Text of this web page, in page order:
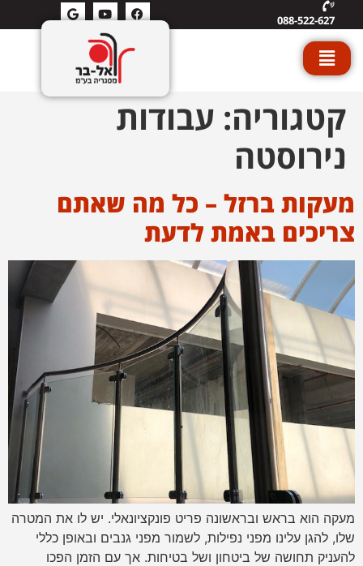
088-522-627
קטגוריה: עבודות
נירוסטה
מעקות ברזל – כל מה שאתם
צריכים באמת לדעת
מעקה הוא בראש ובראשונה פריט פונקציונאלי. יש לו את המטרה
שלו, להגן עלינו מפני נפילות, לשמור מפני גנבים ובאופן כללי
להעניק תחושה של ביטחון ושל בטיחות. אך עם הזמן הפכו